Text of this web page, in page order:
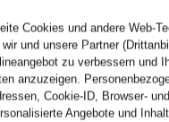
Cookies und andere Web-
und unsere Partner
zu verbessern und
anzuzeigen.
Cookie-ID, Browser-
Angebote und